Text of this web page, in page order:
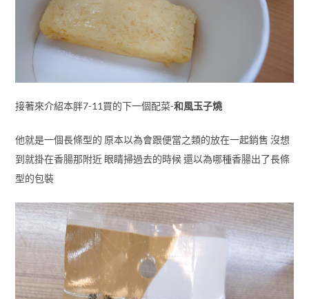
接著來介紹本胖7-11買的下一個配菜-和風玉子燒
他就是一個長條型的 原本以為會跟便當之類的放在一起銷售 沒想
到就掛在香腸那附近 眼睛掃過去的時候 還以為哪種香腸出了長條
型的包裝